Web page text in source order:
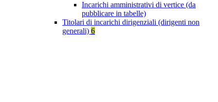
Incarichi amministrativi di vertice (da
pubblicare in tabelle)
Titolari di incarichi dirigenziali (dirigenti non
generali) 6